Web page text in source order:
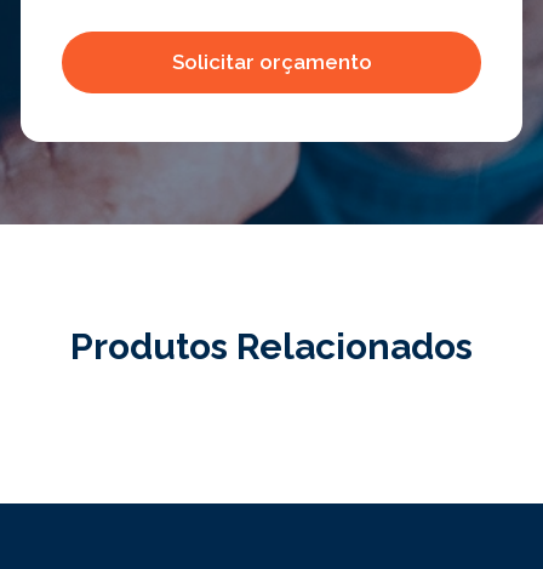
Produtos Relacionados